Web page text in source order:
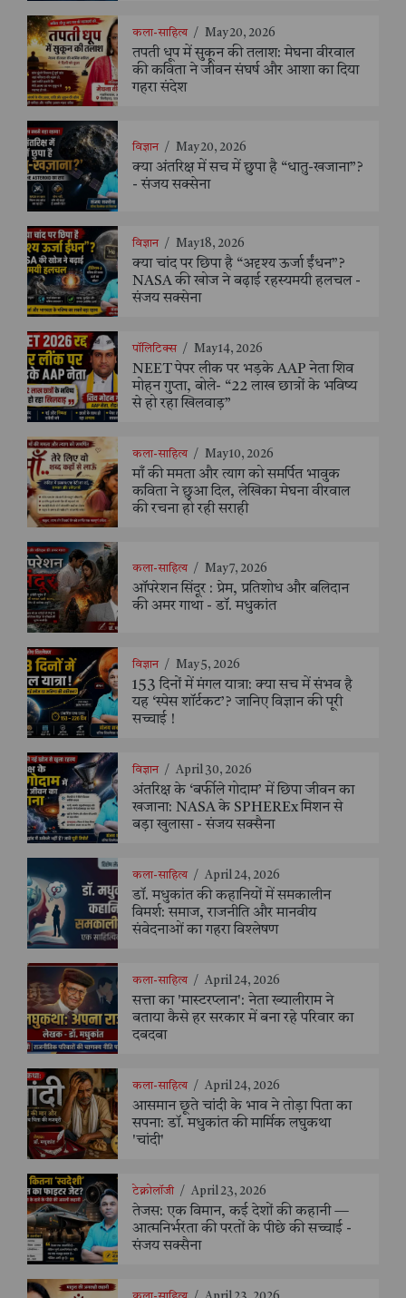
कला-साहित्य / May 20, 2026
तपती धूप में सुकून की तलाश: मेघना वीरवाल
की कविता ने जीवन संघर्ष और आशा का दिया
गहरा संदेश
विज्ञान / May 20, 2026
क्या अंतरिक्ष में सच में छुपा है “धातु-खजाना”?
- संजय सक्सेना
विज्ञान / May 18, 2026
क्या चांद पर छिपा है “अदृश्य ऊर्जा ईंधन”?
NASA की खोज ने बढ़ाई रहस्यमयी हलचल -
संजय सक्सेना
पॉलिटिक्स / May 14, 2026
NEET पेपर लीक पर भड़के AAP नेता शिव
मोहन गुप्ता, बोले- “22 लाख छात्रों के भविष्य
से हो रहा खिलवाड़”
कला-साहित्य / May 10, 2026
माँ की ममता और त्याग को समर्पित भावुक
कविता ने छुआ दिल, लेखिका मेघना वीरवाल
की रचना हो रही सराही
कला-साहित्य / May 7, 2026
ऑपरेशन सिंदूर : प्रेम, प्रतिशोध और बलिदान
की अमर गाथा - डॉ. मधुकांत
विज्ञान / May 5, 2026
153 दिनों में मंगल यात्रा: क्या सच में संभव है
यह ‘स्पेस शॉर्टकट’? जानिए विज्ञान की पूरी
सच्चाई !
विज्ञान / April 30, 2026
अंतरिक्ष के ‘बर्फीले गोदाम’ में छिपा जीवन का
खजाना: NASA के SPHEREx मिशन से
बड़ा खुलासा - संजय सक्सैना
कला-साहित्य / April 24, 2026
डॉ. मधुकांत की कहानियों में समकालीन
विमर्श: समाज, राजनीति और मानवीय
संवेदनाओं का गहरा विश्लेषण
कला-साहित्य / April 24, 2026
सत्ता का 'मास्टरप्लान': नेता ख्यालीराम ने
बताया कैसे हर सरकार में बना रहे परिवार का
दबदबा
कला-साहित्य / April 24, 2026
आसमान छूते चांदी के भाव ने तोड़ा पिता का
सपना: डॉ. मधुकांत की मार्मिक लघुकथा
'चांदी'
टेक्नोलॉजी / April 23, 2026
तेजस: एक विमान, कई देशों की कहानी —
आत्मनिर्भरता की परतों के पीछे की सच्चाई -
संजय सक्सैना